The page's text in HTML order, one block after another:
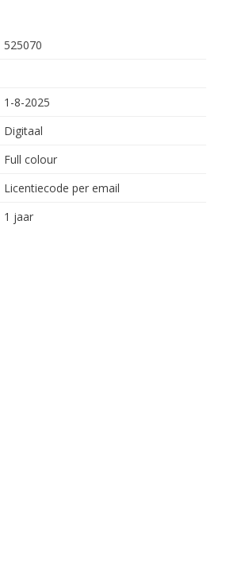
525070
1-8-2025
Digitaal
Full colour
Licentiecode per email
1 jaar